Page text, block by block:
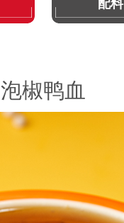
配料
泡椒鸭血